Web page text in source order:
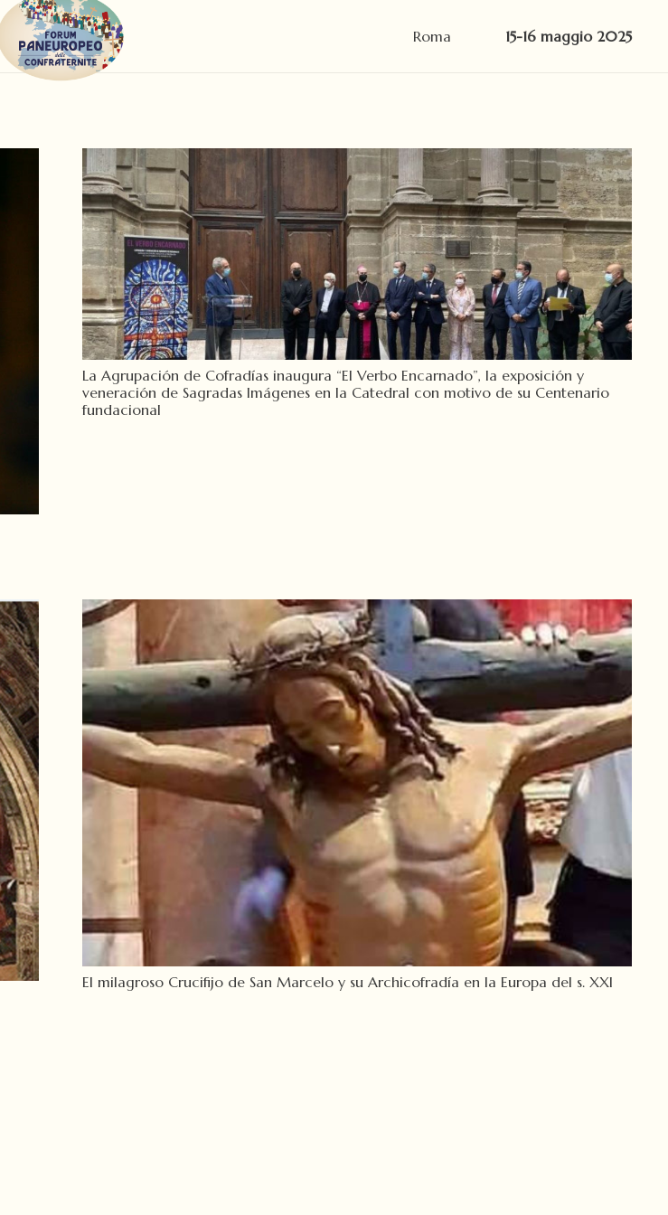
Roma 15-16 maggio 2025
La Agrupación de Cofradías inaugura “El Verbo Encarnado”, la exposición y
veneración de Sagradas Imágenes en la Catedral con motivo de su Centenario
fundacional
El milagroso Crucifijo de San Marcelo y su Archicofradía en la Europa del s. XXI